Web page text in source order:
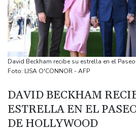
origen uruguayo
El Real Madrid anuncia el fichaje
Diomandé
El mexicano Del Toro renueva con el
El doloroso baile de cifras de
Un comité del Senado de EEUU
responsable de la lucha anticovid
Irán amenazó con "dejar a oscuras"
David Beckham recibe su estrella en el
Foto: LISA O'CONNOR - AFP
DAVID BECKHAM
ESTRELLA EN EL
DE HOLLYWOOD